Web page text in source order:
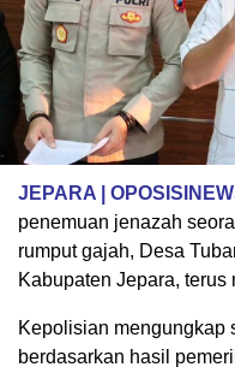
JEPARA |
penemuan jenazah
rumput gajah, Desa
Kabupaten Jepara,
Kepolisian mengungkap
berdasarkan hasil